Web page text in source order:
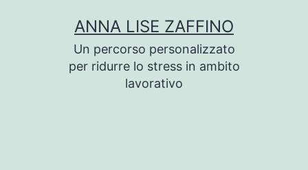
ANNA LISE ZAFFINO
Un percorso personalizzato
per ridurre lo stress in ambito
lavorativo